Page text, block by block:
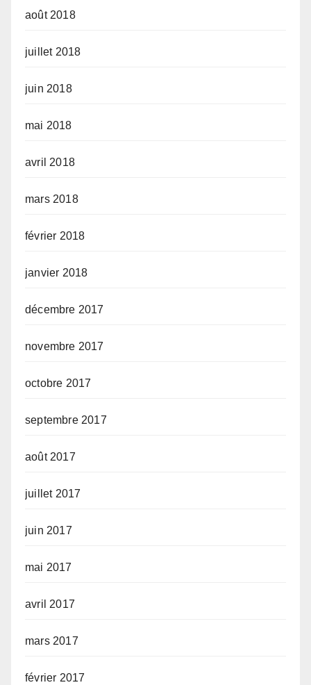
août 2018
juillet 2018
juin 2018
mai 2018
avril 2018
mars 2018
février 2018
janvier 2018
décembre 2017
novembre 2017
octobre 2017
septembre 2017
août 2017
juillet 2017
juin 2017
mai 2017
avril 2017
mars 2017
février 2017